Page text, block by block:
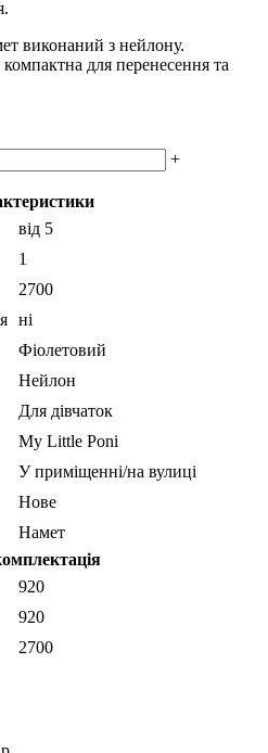
виконаний з нейлону.
для перенесення та
+
від 5
1
2700
ні
Фіолетовий
Нейлон
Для дівчаток
My Little Poni
У приміщенні/на вулиці
Нове
Намет
920
920
2700